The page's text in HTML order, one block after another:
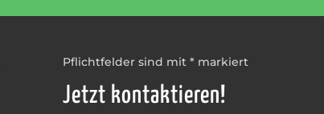
Pflichtfelder sind mit * markiert
Jetzt kontaktieren!